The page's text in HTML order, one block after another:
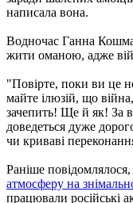
написала вона.
Водночас Ганна
жити оманою, адже
"Повірте, поки ви це
майте ілюзій, що
зачепить! Ще й як! За
доведеться дуже
чи криваві
Раніше
атмосферу на
працювали російські